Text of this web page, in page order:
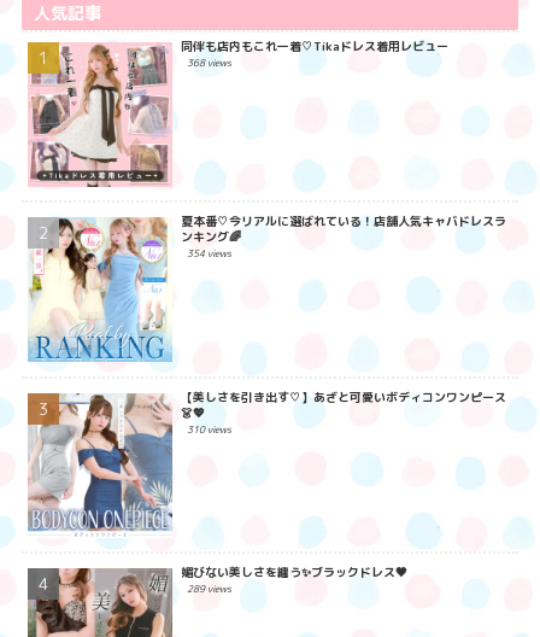
人気記事
同伴も店内もこれ一着♡Tikaドレス着用レビュー
368 views
夏本番♡今リアルに選ばれている！店舗人気キャバドレスラ
ンキング🌈
354 views
【美しさを引き出す♡】あざと可愛いボディコンワンピース
👗💖
310 views
媚びない美しさを纏う✨ブラックドレス🖤
289 views